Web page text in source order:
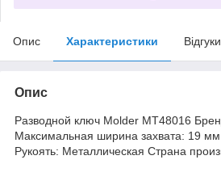
Опис Характеристики
Опис
Разводной ключ Molder MT48016
Максимальная ширина захвата: 19
Рукоять: Металлическая Страна